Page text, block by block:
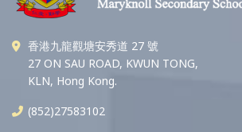
香港九龍觀塘安秀道 27 號
27 ON SAU ROAD, KWUN TONG,
KLN, Hong Kong.
(852)27583102